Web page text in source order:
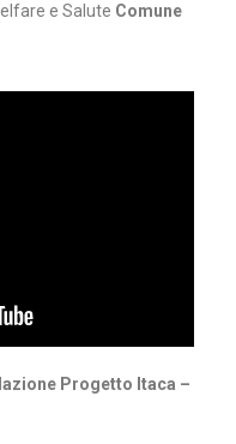
e Salute Comune
Progetto Itaca –